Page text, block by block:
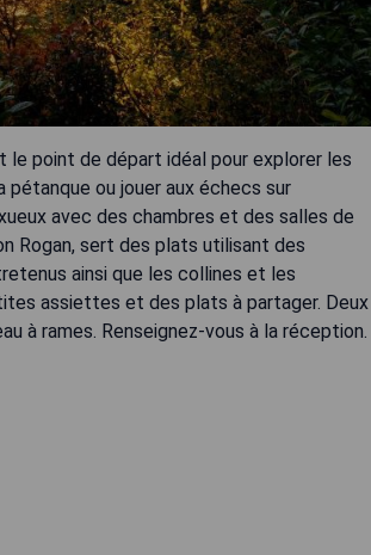
le point de départ idéal pour explorer les
ou jouer aux échecs sur
avec des chambres et des salles de
Rogan, sert des plats utilisant des
ainsi que les collines et les
assiettes et des plats à partager. Deux
à rames. Renseignez-vous à la réception.